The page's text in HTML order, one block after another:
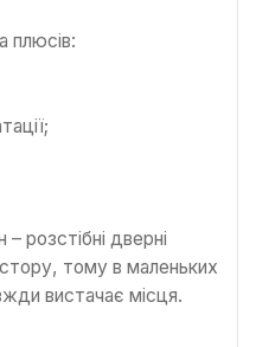
плюсів:
розстібні дверні
тому в маленьких
вистачає місця.